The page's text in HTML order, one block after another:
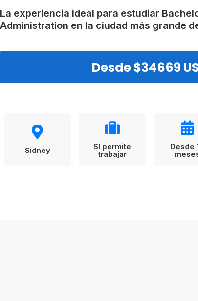
Reino Unido
La experiencia ideal para estudiar
Administration en la ciudad más grande
Desde $34669
Sidney
Sí permite
trabajar
Desde